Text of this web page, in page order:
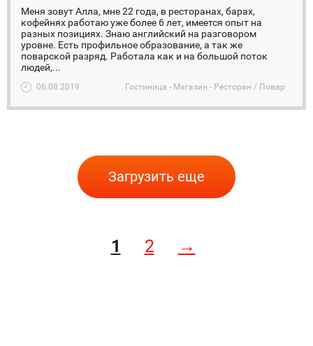
Меня зовут Алла, мне 22 года, в ресторанах, барах,
кофейнях работаю уже более 6 лет, имеется опыт на
разных позициях. Знаю английский на разговором
уровне. Есть профильное образование, а так же
поварской разряд. Работала как и на большой поток
людей,...
06.08.2019 Гостиница - Магазин - Ресторан / Повар
Загрузить еще
1 2 →